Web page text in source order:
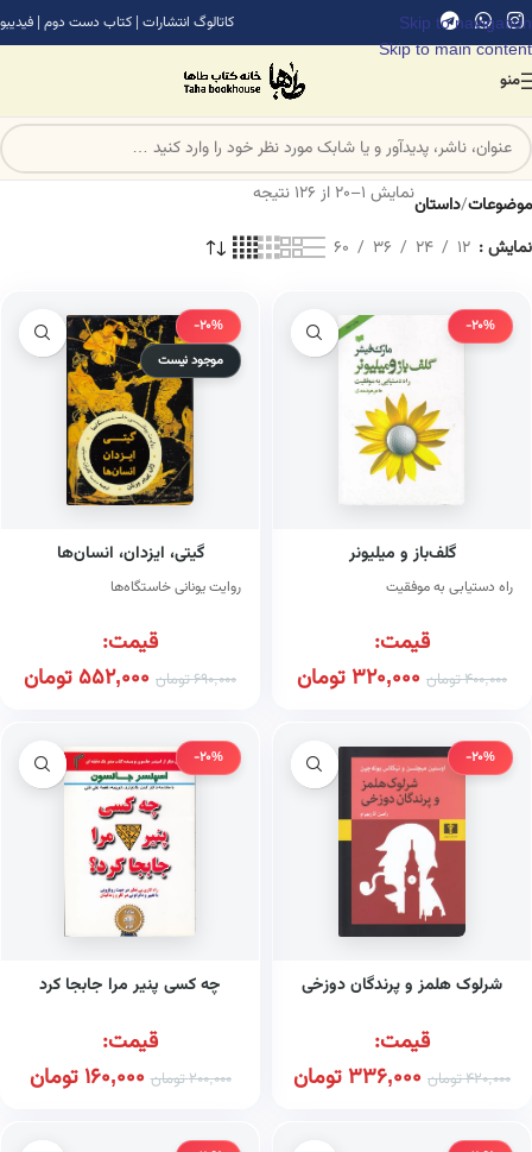
Skip to navigation
Skip to main content
کاتالوگ انتشارات | کتاب دست دوم | فیدیبو
منو
موضوعات/داستاننمایش 1–20 از 126 نتیجه
نمایش 12
24
36
60
-20%
گلف‌باز و میلیونر
راه دستیابی به موفقیت
قیمت:
400,000تومان 320,000تومان
-20%
موجود نیست
گیتی، ایزدان، انسان‌ها
روایت یونانی خاستگاه‌ها
قیمت:
690,000تومان 552,000 تومان
-20%
شرلوک هلمز و پرندگان دوزخی
قیمت:
420,000تومان 336,000تومان
-20%
چه کسی پنیر مرا جابجا کرد
قیمت:
200,000تومان 160,000تومان